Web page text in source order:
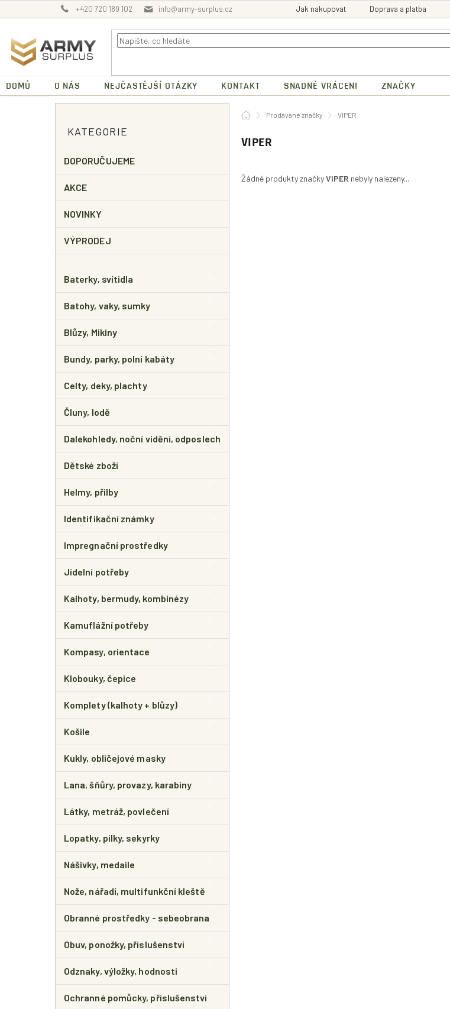
na
+420 720 189 102 info@army-surplus.cz Jak nakupovat Doprava a platba
DOMŮ O NÁS NEJČASTĚJŠÍ OTÁZKY KONTAKT SNADNÉ VRÁCENI ZNAČKY
A
N
P
N
kategorie
KATEGORIE
DOPORUČUJEME
AKCE
NOVINKY
VÝPRODEJ
Baterky, svítidla
Batohy, vaky, sumky
Blůzy, Mikiny
Bundy, parky, polní kabáty
Celty, deky, plachty
Čluny, lodě
Dalekohledy, noční vidění, odposlech
Dětské zboží
Helmy, přilby
Identifikační známky
Impregnační prostředky
Jídelní potřeby
Kalhoty, bermudy, kombinézy
Kamuflážní potřeby
Kompasy, orientace
Klobouky, čepice
Komplety (kalhoty + blůzy)
Košile
Kukly, obličejové masky
Lana, šňůry, provazy, karabiny
Látky, metráž, povlečení
Lopatky, pilky, sekyrky
Nášivky, medaile
Nože, nářadí, multifunkční kleště
Obranné prostředky - sebeobrana
Obuv, ponožky, příslušenství
Odznaky, výložky, hodnosti
Ochranné pomůcky, příslušenství
DomůProdávané značky VIPER
VIPER
Žádné produkty značkyVIPER nebyly nalezeny...